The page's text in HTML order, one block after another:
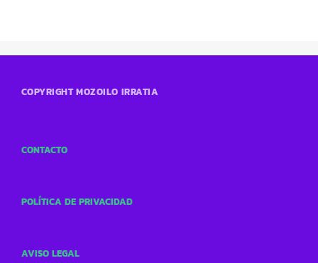
COPYRIGHT MOZOILO IRRATIA
CONTACTO
POLÍTICA DE PRIVACIDAD
AVISO LEGAL